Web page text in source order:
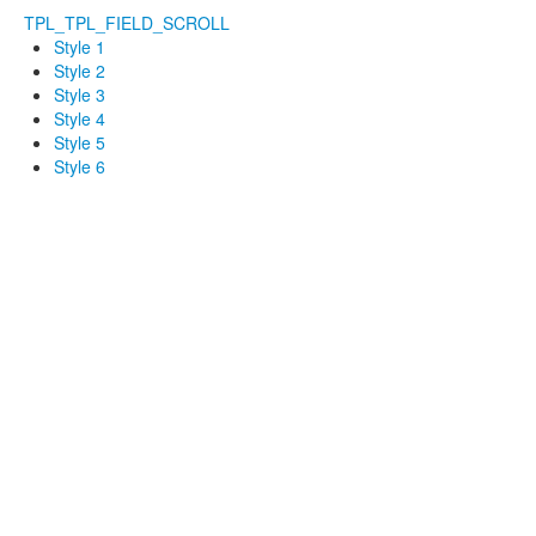
TPL_TPL_FIELD_SCROLL
Style 1
Style 2
Style 3
Style 4
Style 5
Style 6